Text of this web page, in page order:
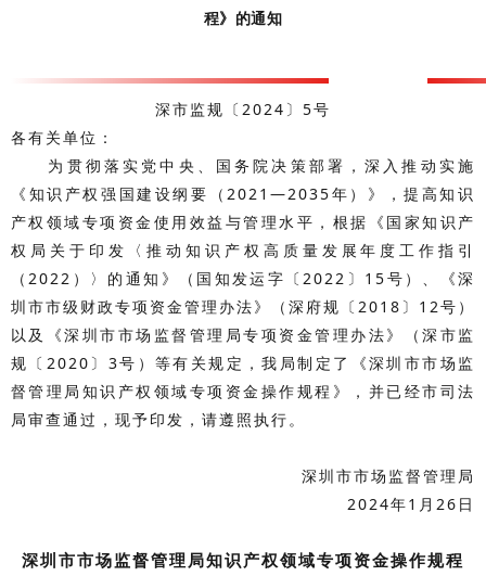
程》的通知
深市监规〔2024〕5号
各有关单位：
为贯彻落实党中央、国务院决策部署，深入推动实施
《知识产权强国建设纲要（2021—2035年）》，提高知识
产权领域专项资金使用效益与管理水平，根据《国家知识产
权局关于印发〈推动知识产权高质量发展年度工作指引
（2022）〉的通知》（国知发运字〔2022〕15号）、《深
圳市市级财政专项资金管理办法》（深府规〔2018〕12号）
以及《深圳市市场监督管理局专项资金管理办法》（深市监
规〔2020〕3号）等有关规定，我局制定了《深圳市市场监
督管理局知识产权领域专项资金操作规程》，并已经市司法
局审查通过，现予印发，请遵照执行。
深圳市市场监督管理局
2024年1月26日
深圳市市场监督管理局知识产权领域专项资金操作规程